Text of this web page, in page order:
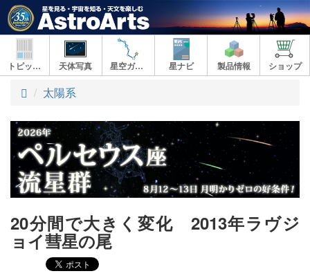
トピックス 天体写真 星空ガイド 星ナビ 製品情報 ショップ
ト
プ
太陽系
20分間で大きく変化 2013年ラヴジ
ョイ彗星の尾